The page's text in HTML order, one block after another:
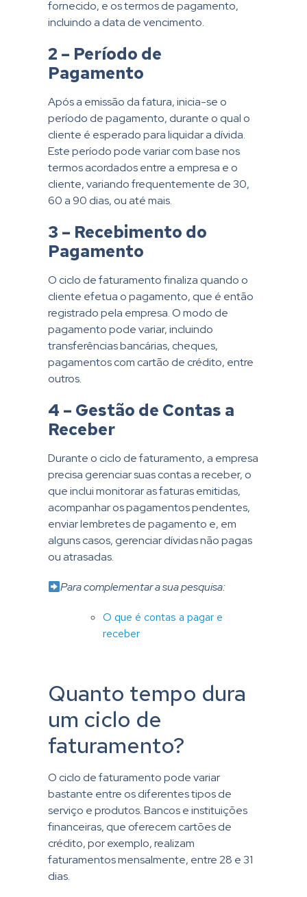
fornecido, e os termos de pagamento,
incluindo a data de vencimento.
2 – Período de
Pagamento
Após a emissão da fatura, inicia-se o
período de pagamento, durante o qual o
cliente é esperado para liquidar a dívida.
Este período pode variar com base nos
termos acordados entre a empresa e o
cliente, variando frequentemente de 30,
60 a 90 dias, ou até mais.
3 – Recebimento do
Pagamento
O ciclo de faturamento finaliza quando o
cliente efetua o pagamento, que é então
registrado pela empresa. O modo de
pagamento pode variar, incluindo
transferências bancárias, cheques,
pagamentos com cartão de crédito, entre
outros.
4 – Gestão de Contas a
Receber
Durante o ciclo de faturamento, a empresa
precisa gerenciar suas contas a receber, o
que inclui monitorar as faturas emitidas,
acompanhar os pagamentos pendentes,
enviar lembretes de pagamento e, em
alguns casos, gerenciar dívidas não pagas
ou atrasadas.
Para complementar a sua pesquisa:
O que é contas a pagar e
receber
Quanto tempo dura
um ciclo de
faturamento?
O ciclo de faturamento pode variar
bastante entre os diferentes tipos de
serviço e produtos. Bancos e instituições
financeiras, que oferecem cartões de
crédito, por exemplo, realizam
faturamentos mensalmente, entre 28 e 31
dias.